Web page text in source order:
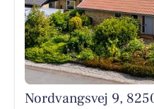
Nordvangsvej 9,